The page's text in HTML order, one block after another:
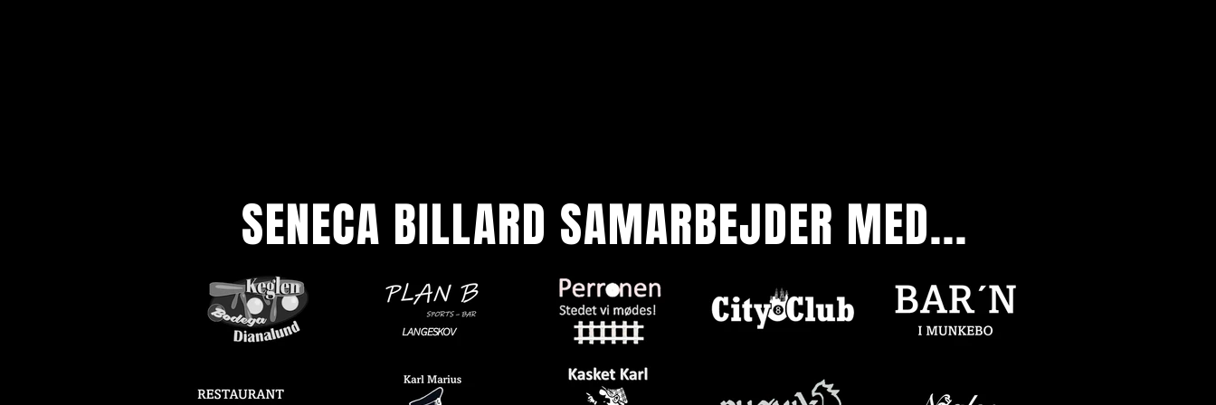
SENECA BILLARD SAMARBEJDER MED...